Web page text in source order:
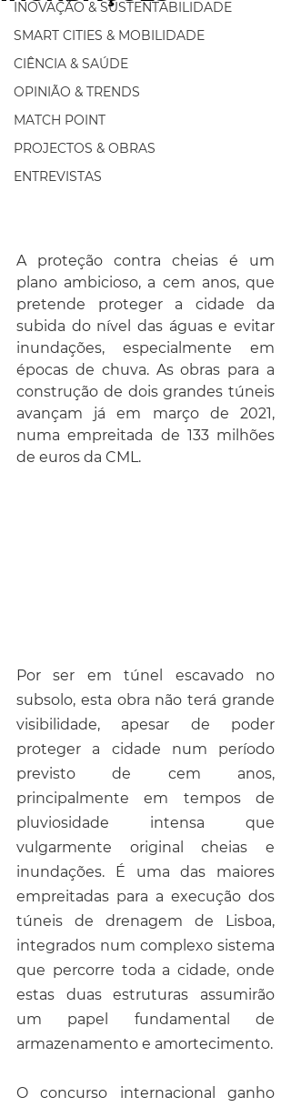
INOVAÇÃO & SUSTENTABILIDADE
SMART CITIES & MOBILIDADE
CIÊNCIA & SAÚDE
OPINIÃO & TRENDS
MATCH POINT
PROJECTOS & OBRAS
ENTREVISTAS
A proteção contra cheias é um
plano ambicioso, a cem anos, que
pretende proteger a cidade da
subida do nível das águas e evitar
inundações, especialmente em
épocas de chuva. As obras para a
construção de dois grandes túneis
avançam já em março de 2021,
numa empreitada de 133 milhões
de euros da CML.
Por ser em túnel escavado no
subsolo, esta obra não terá grande
visibilidade, apesar de poder
proteger a cidade num período
previsto de cem anos,
principalmente em tempos de
pluviosidade intensa que
vulgarmente original cheias e
inundações. É uma das maiores
empreitadas para a execução dos
túneis de drenagem de Lisboa,
integrados num complexo sistema
que percorre toda a cidade, onde
estas duas estruturas assumirão
um papel fundamental de
armazenamento e amortecimento.
O concurso internacional ganho